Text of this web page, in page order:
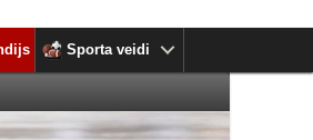
Sporta veidi